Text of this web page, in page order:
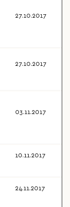
27.10.2017
27.10.2017
03.11.2017
10.11.2017
24.11.2017